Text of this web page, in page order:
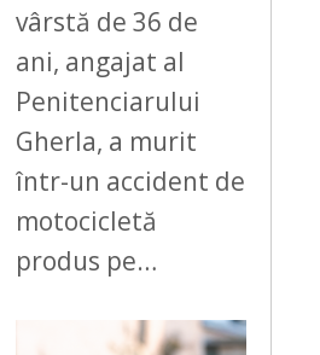
vârstă de 36 de
ani, angajat al
Penitenciarului
Gherla, a murit
într-un accident de
motocicletă
produs pe…